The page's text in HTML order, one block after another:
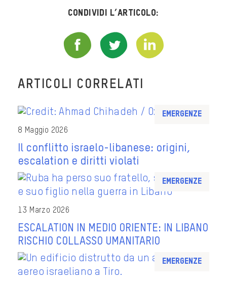
Condividi l’articolo:
ARTICOLI CORRELATI
Emergenze
8 Maggio 2026
Il conflitto israelo-libanese: origini,
escalation e diritti violati
Emergenze
13 Marzo 2026
ESCALATION IN MEDIO ORIENTE: IN LIBANO
RISCHIO COLLASSO UMANITARIO
Emergenze